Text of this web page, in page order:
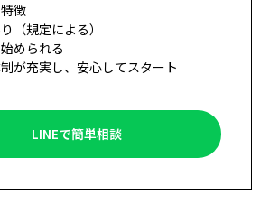
徴
（規定による）
められる
が充実し、安心してスタート
LINEで簡単相談